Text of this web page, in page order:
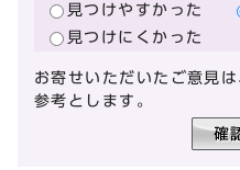
見つけやすかった
見つけにくかった
お寄せいただいたご意見
参考とします。